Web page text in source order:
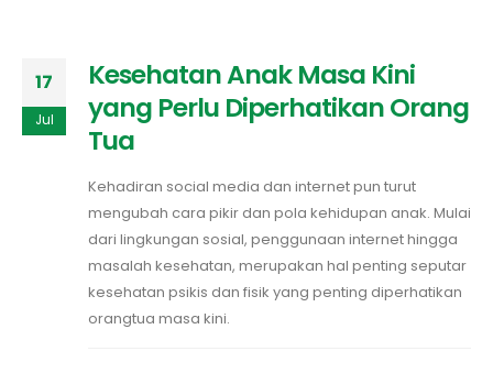
17
Jul
Kesehatan Anak Masa Kini
yang Perlu Diperhatikan Orang
Tua
Kehadiran social media dan internet pun turut
mengubah cara pikir dan pola kehidupan anak. Mulai
dari lingkungan sosial, penggunaan internet hingga
masalah kesehatan, merupakan hal penting seputar
kesehatan psikis dan fisik yang penting diperhatikan
orangtua masa kini.